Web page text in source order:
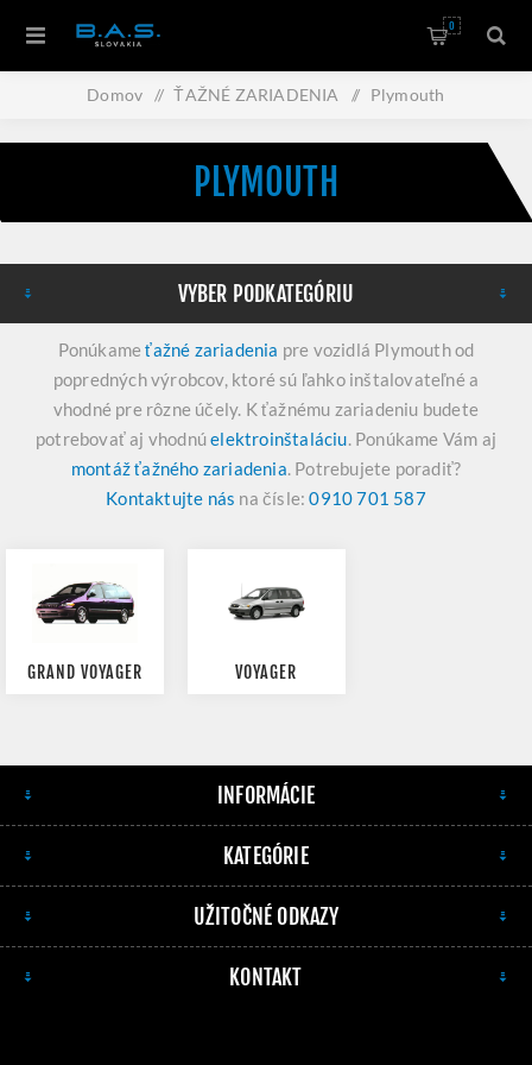
0
Domov / ŤAŽNÉ ZARIADENIA / Plymouth
PLYMOUTH
VYBER PODKATEGÓRIU
Ponúkameťažné zariadenia pre vozidlá Plymouth od
popredných výrobcov, ktoré sú ľahko inštalovateľné a
vhodné pre rôzne účely. K ťažnému zariadeniu budete
potrebovať aj vhodnúelektroinštaláciu. Ponúkame Vám aj
montáž ťažného zariadenia. Potrebujete poradiť?
Kontaktujte nás na čísle:0910 701 587
GRAND VOYAGER VOYAGER
INFORMÁCIE
KATEGÓRIE
UŽITOČNÉ ODKAZY
KONTAKT